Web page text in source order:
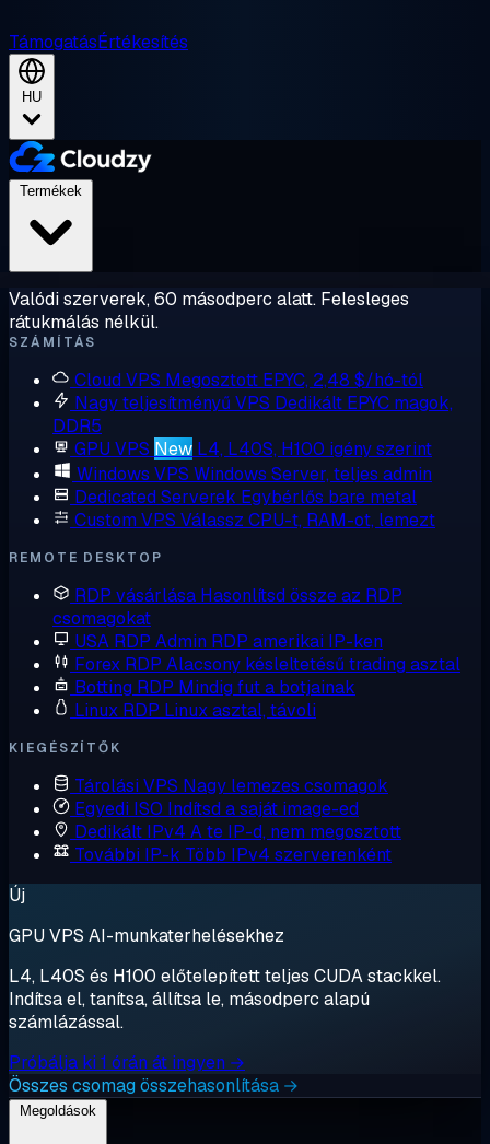
TámogatásÉrtékesítés
HU
Valódi szerverek, 60 másodperc alatt. Felesleges
rátukmálás nélkül.
SZÁMÍTÁS
Cloud VPS Megosztott EPYC, 2,48 $/hó-tól
Nagy teljesítményű VPS Dedikált EPYC magok,
DDR5
GPU VPS New L4, L40S, H100 igény szerint
Windows VPS Windows Server, teljes admin
Dedicated Serverek Egybérlős bare metal
Custom VPS Válassz CPU-t, RAM-ot, lemezt
REMOTE DESKTOP
RDP vásárlása Hasonlítsd össze az RDP
csomagokat
USA RDP Admin RDP amerikai IP-ken
Forex RDP Alacsony késleltetésű trading asztal
Botting RDP Mindig fut a botjainak
Linux RDP Linux asztal, távoli
KIEGÉSZÍTŐK
Tárolási VPS Nagy lemezes csomagok
Egyedi ISO Indítsd a saját image-ed
Dedikált IPv4 A te IP-d, nem megosztott
További IP-k Több IPv4 szerverenként
Új
GPU VPS AI-munkaterhelésekhez
L4, L40S és H100 előtelepített teljes CUDA stackkel.
Indítsa el, tanítsa, állítsa le, másodperc alapú
számlázással.
Próbálja ki 1 órán át ingyen →
Összes csomag összehasonlítása →